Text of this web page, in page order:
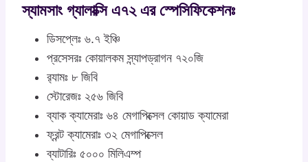
স্যামসাং গ্যালাক্সি এ৭২ এর স্পেসিফিকেশনঃ
ডিসপ্লেঃ ৬.৭ ইঞ্চি
প্রসেসরঃ কোয়ালকম স্ন্যাপড্রাগন ৭২০জি
র‍্যামঃ ৮ জিবি
স্টোরেজঃ ২৫৬ জিবি
ব্যাক ক্যামেরাঃ ৬৪ মেগাপিক্সেল কোয়াড ক্যামেরা
ফ্রন্ট ক্যামেরাঃ ৩২ মেগাপিক্সেল
ব্যাটারিঃ ৫০০০ মিলিএম্প